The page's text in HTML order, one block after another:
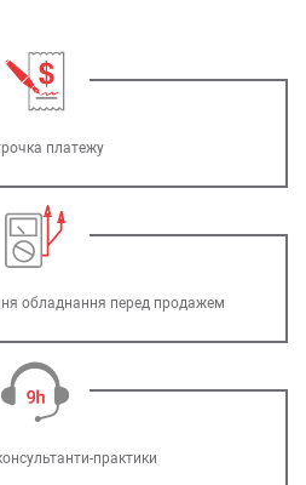
платежу
обладнання перед продажем
практики